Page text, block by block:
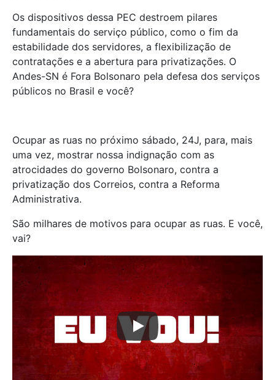
Os dispositivos dessa PEC destroem pilares
fundamentais do serviço público, como o fim da
estabilidade dos servidores, a flexibilização de
contratações e a abertura para privatizações. O
Andes-SN é Fora Bolsonaro pela defesa dos serviços
públicos no Brasil e você?
Ocupar as ruas no próximo sábado, 24J, para, mais
uma vez, mostrar nossa indignação com as
atrocidades do governo Bolsonaro, contra a
privatização dos Correios, contra a Reforma
Administrativa.
São milhares de motivos para ocupar as ruas. E você,
vai?